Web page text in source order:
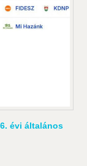
évi általános